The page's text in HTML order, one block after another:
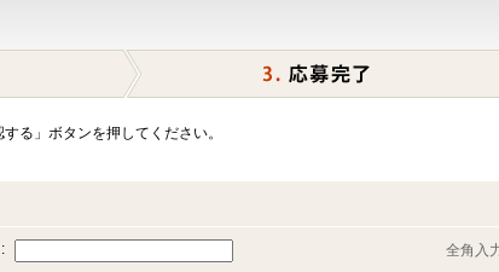
る」ボタンを押してください。
全角入